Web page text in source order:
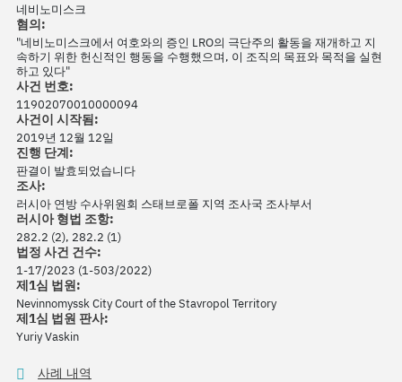
네비노미스크
혐의:
"네비노미스크에서 여호와의 증인 LRO의 극단주의 활동을 재개하고 지
속하기 위한 헌신적인 행동을 수행했으며, 이 조직의 목표와 목적을 실현
하고 있다"
사건 번호:
11902070010000094
사건이 시작됨:
2019년 12월 12일
진행 단계:
판결이 발효되었습니다
조사:
러시아 연방 수사위원회 스태브로폴 지역 조사국 조사부서
러시아 형법 조항:
282.2 (2), 282.2 (1)
법정 사건 건수:
1-17/2023 (1-503/2022)
제1심 법원:
Nevinnomyssk City Court of the Stavropol Territory
제1심 법원 판사:
Yuriy Vaskin
사례 내역